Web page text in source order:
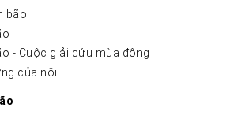
bão
- Cuộc giải cứu mùa đông
của nội